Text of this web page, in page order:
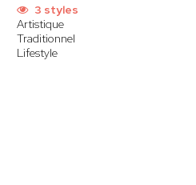
3 styles
Artistique
Traditionnel
Lifestyle